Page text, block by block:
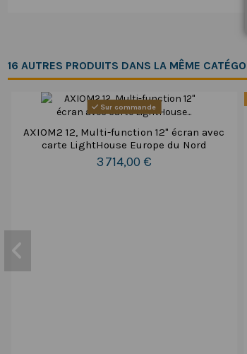
16 AUTRES PRODUITS DANS LA MÊME
Sur commande
AXIOM2 12, Multi-function 12" écran avec
carte LightHouse Europe du Nord
3 714,00 €